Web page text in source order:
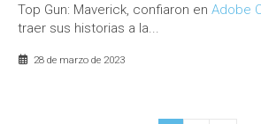
Top Gun: Maverick, confiaron en Adobe
traer sus historias a la...
28 de marzo de 2023